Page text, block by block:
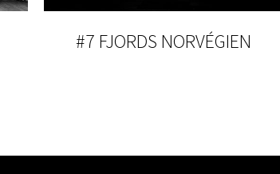
#7 FJORDS NORVÉGIEN